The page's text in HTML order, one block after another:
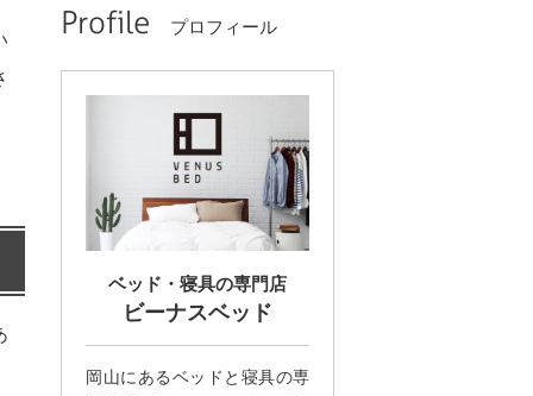
Profile プロフィール
ベッド・寝具の専門店
ビーナスベッド
岡山にあるベッドと寝具の専